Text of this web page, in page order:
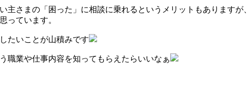
主さまの「困った」に相談に乗れるというメリットもありますが、
っています。
たいことが山積みです
職業や仕事内容を知ってもらえたらいいなぁ